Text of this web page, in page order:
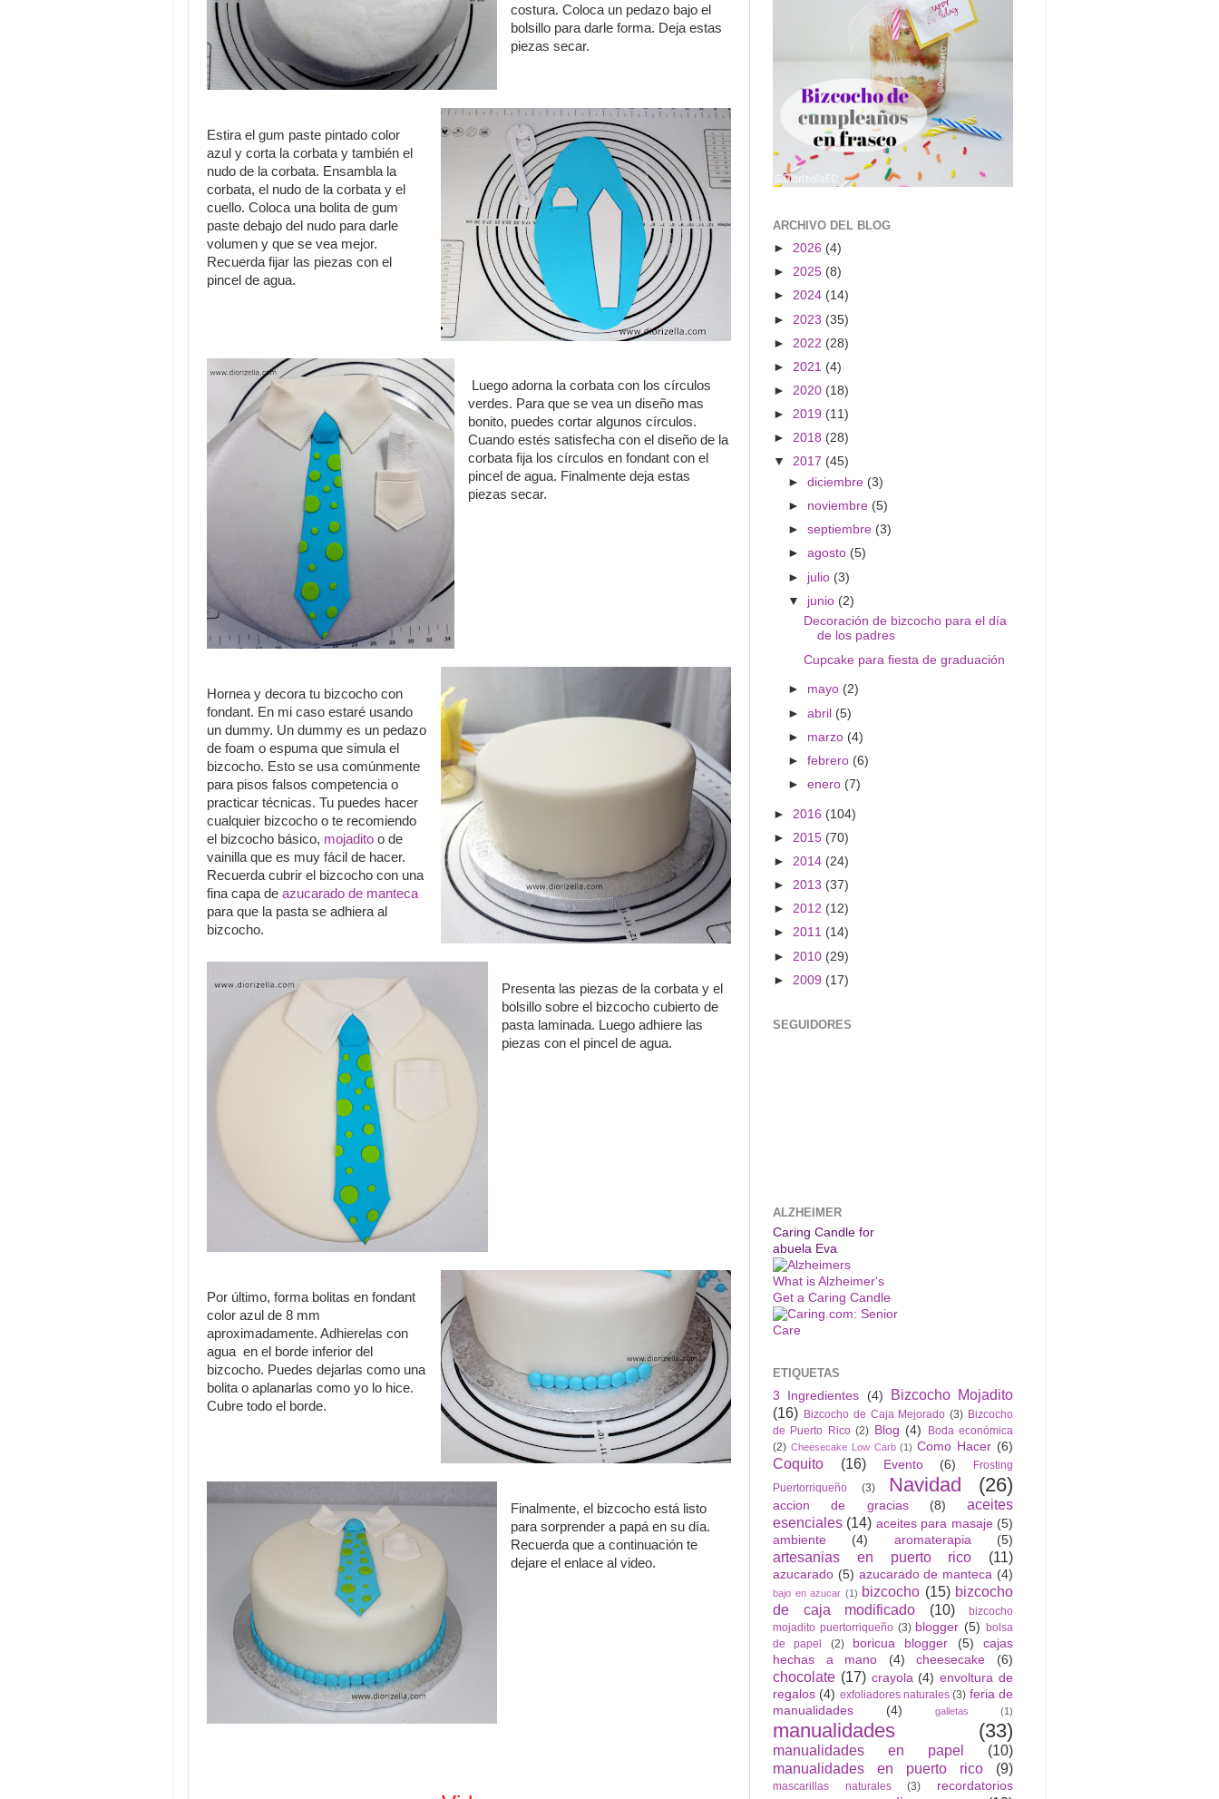
costura. Coloca un pedazo bajo el
bolsillo para darle forma. Deja estas
piezas secar.
Estira el gum paste pintado color
azul y corta la corbata y también el
nudo de la corbata. Ensambla la
corbata, el nudo de la corbata y el
cuello. Coloca una bolita de gum
paste debajo del nudo para darle
volumen y que se vea mejor.
Recuerda fijar las piezas con el
pincel de agua.
Luego adorna la corbata con los círculos
verdes. Para que se vea un diseño mas
bonito, puedes cortar algunos círculos.
Cuando estés satisfecha con el diseño de la
corbata fija los círculos en fondant con el
pincel de agua. Finalmente deja estas
piezas secar.
Hornea y decora tu bizcocho con
fondant. En mi caso estaré usando
un dummy. Un dummy es un pedazo
de foam o espuma que simula el
bizcocho. Esto se usa comúnmente
para pisos falsos competencia o
practicar técnicas. Tu puedes hacer
cualquier bizcocho o te recomiendo
el bizcocho básico, mojadito o de
vainilla que es muy fácil de hacer.
Recuerda cubrir el bizcocho con una
fina capa de azucarado de manteca
para que la pasta se adhiera al
bizcocho.
Presenta las piezas de la corbata y el
bolsillo sobre el bizcocho cubierto de
pasta laminada. Luego adhiere las
piezas con el pincel de agua.
Por último, forma bolitas en fondant
color azul de 8 mm
aproximadamente. Adhierelas con
agua en el borde inferior del
bizcocho. Puedes dejarlas como una
bolita o aplanarlas como yo lo hice.
Cubre todo el borde.
Finalmente, el bizcocho está listo
para sorprender a papá en su día.
Recuerda que a continuación te
dejare el enlace al video.
ARCHIVO DEL BLOG
► 2026 (4)
► 2025 (8)
► 2024 (14)
► 2023 (35)
► 2022 (28)
► 2021 (4)
► 2020 (18)
► 2019 (11)
► 2018 (28)
▼ 2017 (45)
►diciembre (3)
► noviembre (5)
►septiembre (3)
►agosto (5)
► julio (3)
▼ junio (2)
Decoración de bizcocho para el día
de los padres
Cupcake para fiesta de graduación
► mayo (2)
►abril (5)
► marzo (4)
►febrero (6)
►enero (7)
► 2016 (104)
► 2015 (70)
► 2014 (24)
► 2013 (37)
► 2012 (12)
► 2011 (14)
► 2010 (29)
► 2009 (17)
SEGUIDORES
ALZHEIMER
Caring Candle for
abuela Eva
What is Alzheimer's
Get a Caring Candle
ETIQUETAS
3 Ingredientes
(4)
Bizcocho Mojadito
(16) Bizcocho de Caja Mejorado (3) Bizcocho
de Puerto Rico (2) Blog (4)
Boda económica
(2) Cheesecake Low Carb (1) Como Hacer (6)
Coquito (16) Evento (6)
Frosting
Puertorriqueño
(3) Navidad (26)
accion de gracias (8)
aceites
esenciales (14) aceites para masaje (5)
ambiente
(4) aromaterapia (5)
artesanias en puerto rico (11)
azucarado (5) azucarado de manteca (4)
bajo en azucar (1) bizcocho (15) bizcocho
de caja modificado
(10)
bizcocho
mojadito puertorriqueño (3) blogger (5) bolsa
de papel
(2) boricua blogger (5)
cajas
hechas a mano
(4) cheesecake (6)
chocolate (17) crayola (4) envoltura de
regalos (4) exfoliadores naturales (3) feria de
manualidades
(4) galletas (1)
manualidades (33)
manualidades en papel
(10)
manualidades en puerto rico
(9)
mascarillas naturales (3)
recordatorios